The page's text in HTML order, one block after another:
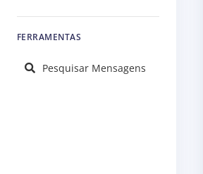
FERRAMENTAS
Pesquisar Mensagens